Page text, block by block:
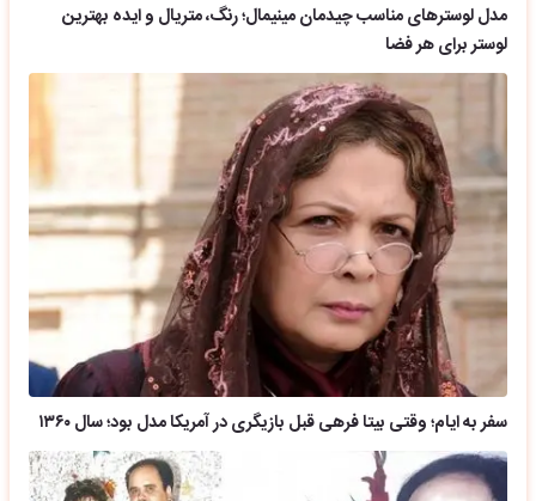
مدل لوسترهای مناسب چیدمان مینیمال؛ رنگ، متریال و ایده بهترین
لوستر برای هر فضا
سفر به ایام؛ وقتی بیتا فرهی قبل بازیگری در آمریکا مدل بود؛ سال ۱۳۶۰